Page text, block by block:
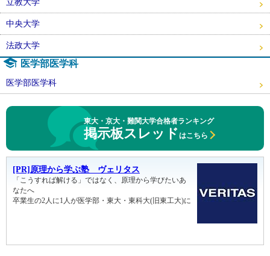
中央大学
法政大学
医学部医学科
医学部医学科
東大・京大・難関大学合格者ランキング
掲示板スレッドはこちら